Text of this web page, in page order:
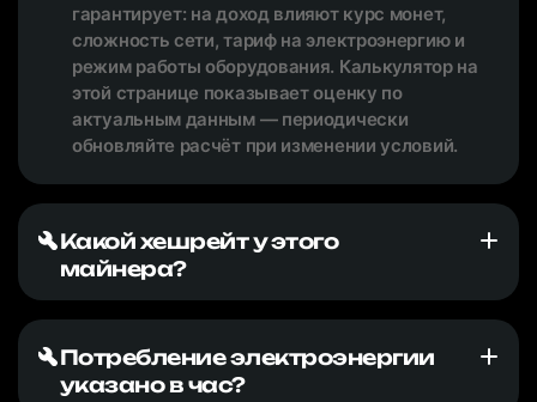
гарантирует: на доход влияют курс монет,
сложность сети, тариф на электроэнергию и
режим работы оборудования. Калькулятор на
этой странице показывает оценку по
актуальным данным — периодически
обновляйте расчёт при изменении условий.
Какой хешрейт у этого
майнера?
Потребление электроэнергии
указано в час?